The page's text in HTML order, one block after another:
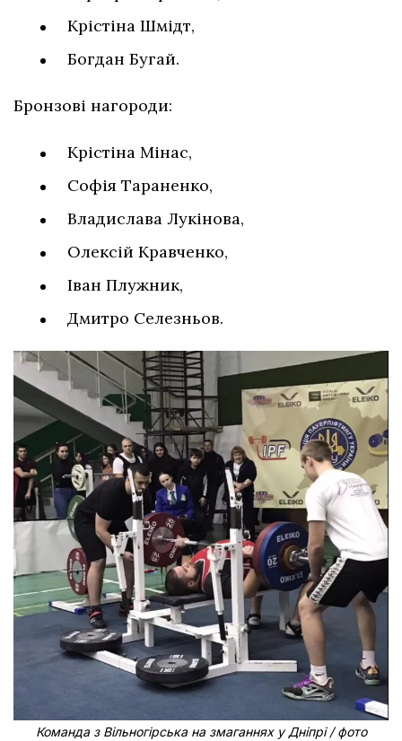
Крістіна Шмідт,
Богдан Бугай.
Бронзові нагороди:
Крістіна Мінас,
Софія Тараненко,
Владислава Лукінова,
Олексій Кравченко,
Іван Плужник,
Дмитро Селезньов.
Команда з Вільногірська на змаганнях у Дніпрі / фото